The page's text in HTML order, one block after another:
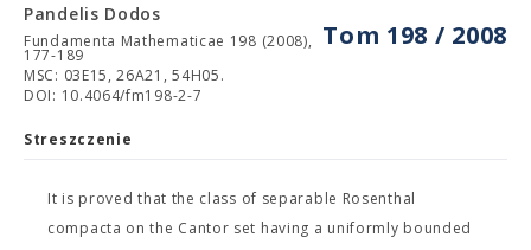
Tom 198 / 2008
Pandelis Dodos
Fundamenta Mathematicae 198 (2008),
177-189
MSC: 03E15, 26A21, 54H05.
DOI: 10.4064/fm198-2-7
Streszczenie
It is proved that the class of separable Rosenthal
compacta on the Cantor set having a uniformly bounded